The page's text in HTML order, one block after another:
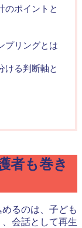
のポイントと
プリングとは
ける判断軸と
者も巻き
るのは、子ども
会話として再生